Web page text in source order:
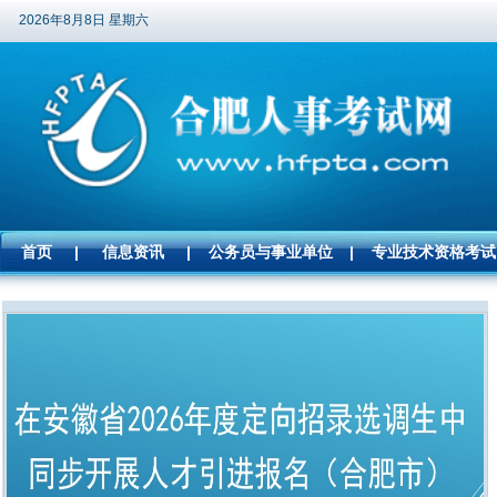
2026年8月8日 星期六
首页 | 信息资讯 | 公务员与事业单位 | 专业技术资格考试